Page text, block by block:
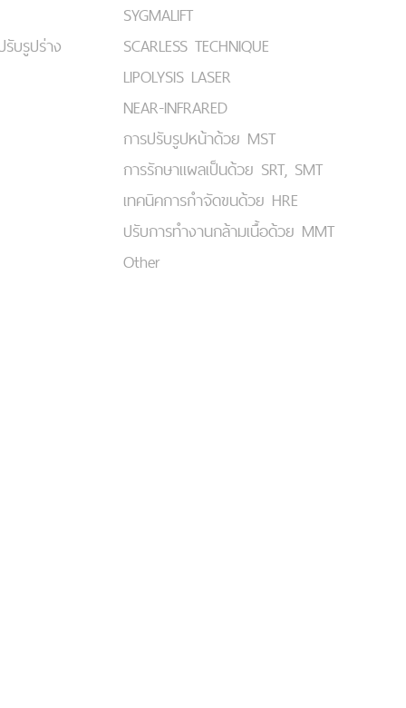
บรูปร่าง
SYGMALIFT
SCARLESS TECHNIQUE
LIPOLYSIS LASER
NEAR-INFRARED
การปรับรูปหน้าด้วย MST
การรักษาแผลเป็นด้วย SRT, SMT
เทคนิคการกำจัดขนด้วย HRE
ปรับการทำงานกล้ามเนื้อด้วย MMT
Other